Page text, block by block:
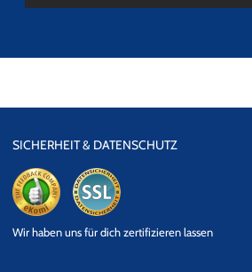
SICHERHEIT & DATENSCHUTZ
Datensicherheit
Wir haben uns für dich zertifizieren lassen